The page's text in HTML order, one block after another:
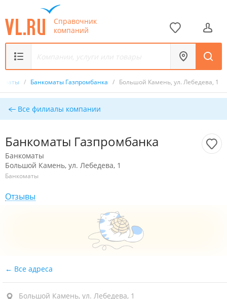
Справочник
компаний
/ Банкоматы Газпромбанка / Большой Камень, ул. Лебедева, 1
Все филиалы компании
Банкоматы Газпромбанка
Банкоматы
Большой Камень, ул. Лебедева, 1
Банкоматы
Отзывы
Все адреса
Большой Камень, ул. Лебедева, 1